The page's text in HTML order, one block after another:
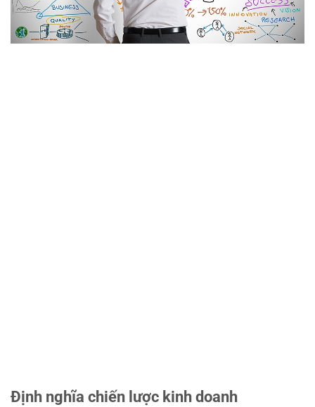
Định nghĩa chiến lược kinh doanh